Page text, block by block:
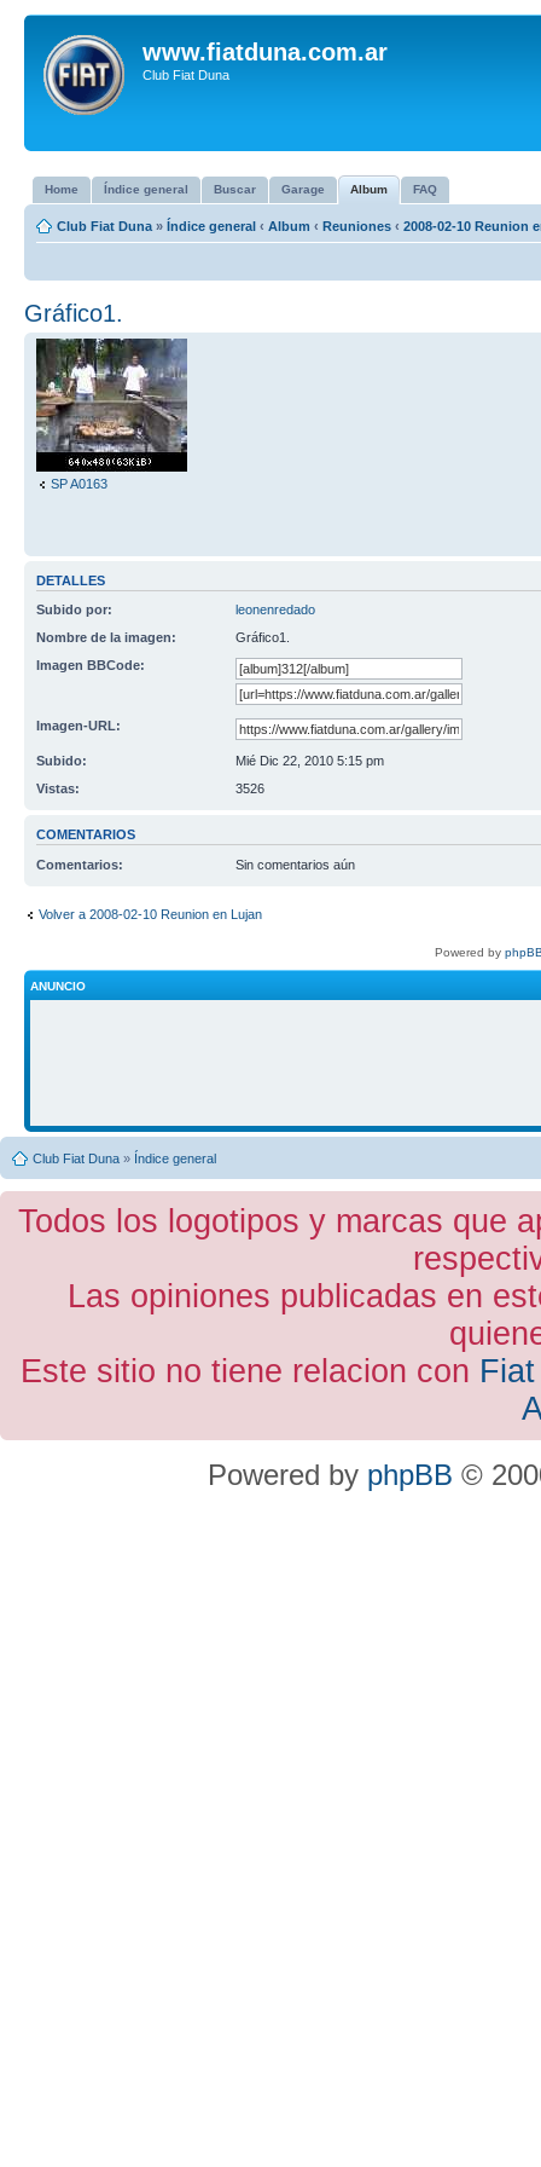
www.fiatduna.com.ar
Club Fiat Duna
Home Índice general Buscar Garage Album FAQ
Club Fiat Duna » Índice general ‹ Album ‹ Reuniones ‹ 2008-02-10 Reunion
Gráfico1.
SP A0163
DETALLES
Subido por:
leonenredado
Nombre de la imagen:
Gráfico1.
Imagen BBCode:
Imagen-URL:
Subido:
Mié Dic 22, 2010 5:15 pm
Vistas:
3526
COMENTARIOS
Comentarios: Sin comentarios aún
Volver a 2008-02-10 Reunion en Lujan
Powered by
ANUNCIO
Club Fiat Duna » Índice general
Todos los logotipos y marcas que
Las opiniones publicadas en
Este sitio no tiene relacion con
Powered by phpBB ©